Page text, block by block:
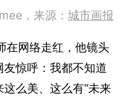
，来源： 城市画报
在网络走红，他镜头
惊呼：我都不知道
么美、这么有“未来